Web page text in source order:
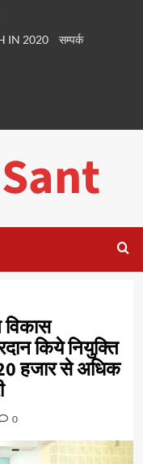
IN 2020
सम्पर्क
किये नियुक्ति
हजार से अधिक
0